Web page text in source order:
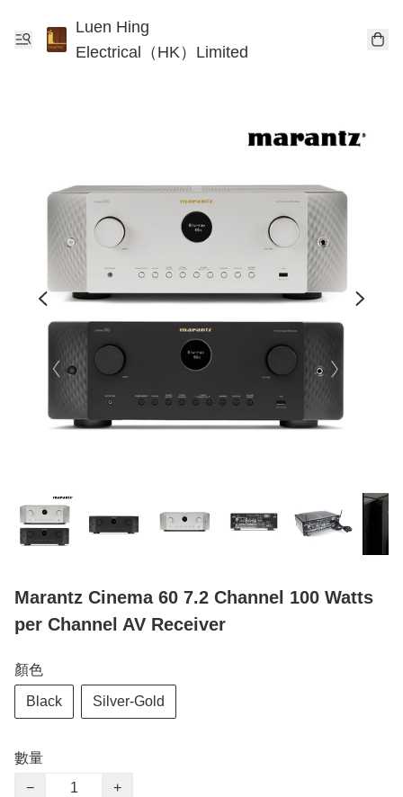
Luen Hing
Electrical（HK）Limited
Marantz Cinema 60 7.2 Channel 100 Watts
per Channel AV Receiver
顏色
Black Silver-Gold
數量
−
+